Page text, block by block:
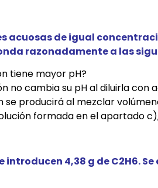
acuosas de igual
razonadamente a las
tiene mayor pH?
no cambia su pH al diluirla con
producirá al mezclar
formada en el apartado
introducen 4,38 g de C2H6.